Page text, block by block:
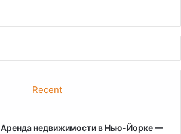
Recent
Аренда недвижимости в Нью-Йорке —